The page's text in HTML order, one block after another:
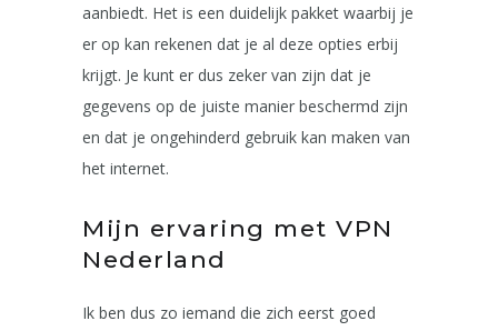
aanbiedt. Het is een duidelijk pakket waarbij je
er op kan rekenen dat je al deze opties erbij
krijgt. Je kunt er dus zeker van zijn dat je
gegevens op de juiste manier beschermd zijn
en dat je ongehinderd gebruik kan maken van
het internet.
Mijn ervaring met VPN
Nederland
Ik ben dus zo iemand die zich eerst goed